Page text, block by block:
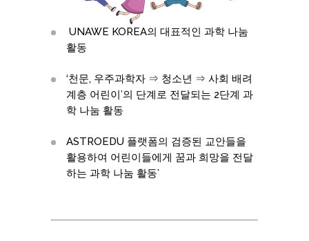
UNAWE KOREA의 대표적인 과학 나눔
활동
‘천문, 우주과학자 ⇒ 청소년 ⇒ 사회 배려
계층 어린이’의 단계로 전달되는 2단계 과
학 나눔 활동
ASTROEDU 플랫폼의 검증된 교안들을
활용하여 어린이들에게 꿈과 희망을 전달
하는 과학 나눔 활동’